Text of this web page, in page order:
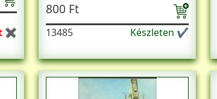
✖
800 Ft
13485 Készleten ✔